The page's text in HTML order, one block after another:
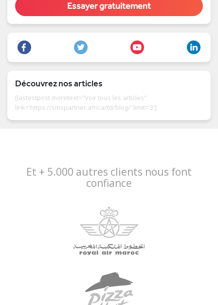
Essayer gratuitement
Découvrez nos articles
[lastestpost moretext="Voir tous les articles"
link='https://smspartner.africa/td/blog/' limit='3']
Et + 5.000 autres clients nous font
confiance